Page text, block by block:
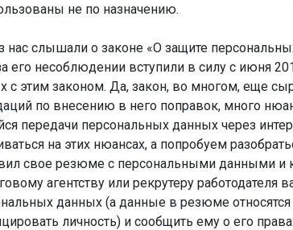
не по назначению.
нас слышали о законе «О защите
его несоблюдении вступили в силу с июня
с этим законом. Да, закон, во многом, еще
по внесению в него поправок, много
передачи персональных данных через
на этих нюансах, а попробуем
свое резюме с персональными данными и
агентству или рекрутеру работодателя
данных (а данные в резюме
личность) и сообщить ему о его